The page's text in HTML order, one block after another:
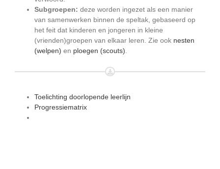
Subgroepen: deze worden ingezet als een manier
van samenwerken binnen de speltak, gebaseerd op
het feit dat kinderen en jongeren in kleine
(vrienden)groepen van elkaar leren. Zie ook nesten
(welpen) en ploegen (scouts)
Toelichting doorlopende leerlijn
Progressiematrix